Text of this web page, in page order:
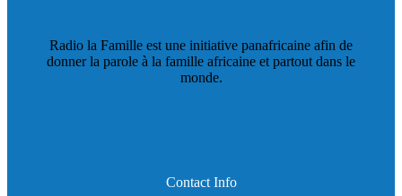
Radio la Famille est une initiative panafricaine afin de
donner la parole à la famille africaine et partout dans le
monde.
Contact Info